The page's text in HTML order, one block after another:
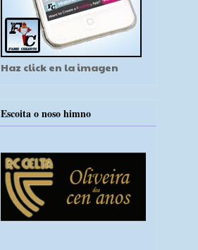
Haz click en la imagen
Escoita o noso himno